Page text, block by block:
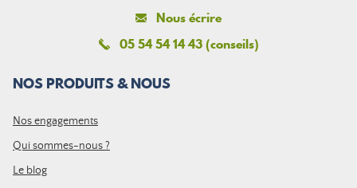
Nous écrire
05 54 54 14 43 (conseils)
NOS PRODUITS & NOUS
Nos engagements
Qui sommes-nous ?
Le blog